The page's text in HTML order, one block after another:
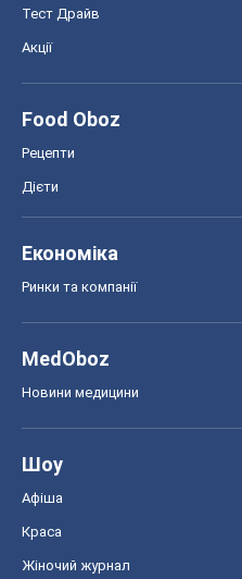
Тест Драйв
Акції
Food Oboz
Рецепти
Дієти
Економіка
Ринки та компанії
MedOboz
Новини медицини
Шоу
Афіша
Краса
Жіночий журнал